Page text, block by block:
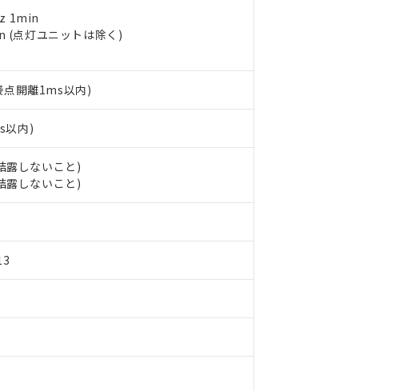
1min
(点灯ユニットは除く)
開離1ms以内)
以内)
しないこと)
しないこと)